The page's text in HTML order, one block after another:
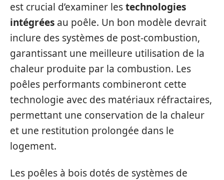
est crucial d’examiner lestechnologies
intégrées au poêle. Un bon modèle devrait
inclure des systèmes de post-combustion,
garantissant une meilleure utilisation de la
chaleur produite par la combustion. Les
poêles performants combineront cette
technologie avec des matériaux réfractaires,
permettant une conservation de la chaleur
et une restitution prolongée dans le
logement.
Les poêles à bois dotés de systèmes de